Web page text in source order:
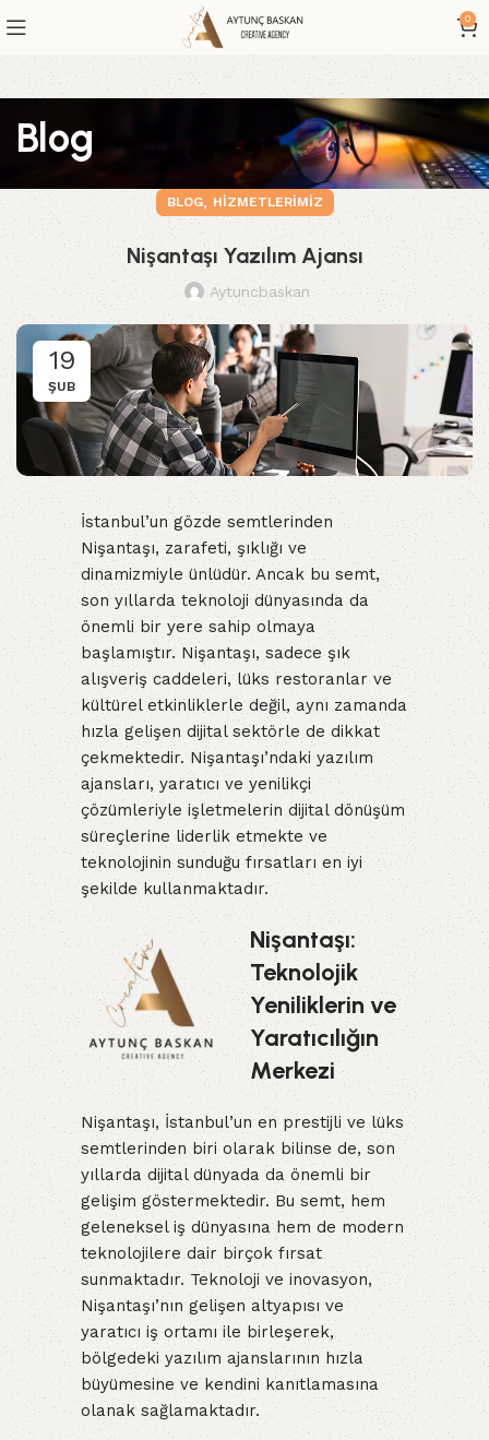
0
Blog
BLOG, HIZMETLERIMIZ
Nişantaşı Yazılım Ajansı
Aytuncbaskan
19
ŞUB
İstanbul’un gözde semtlerinden
Nişantaşı, zarafeti, şıklığı ve
dinamizmiyle ünlüdür. Ancak bu semt,
son yıllarda teknoloji dünyasında da
önemli bir yere sahip olmaya
başlamıştır. Nişantaşı, sadece şık
alışveriş caddeleri, lüks restoranlar ve
kültürel etkinliklerle değil, aynı zamanda
hızla gelişen dijital sektörle de dikkat
çekmektedir. Nişantaşı’ndaki yazılım
ajansları, yaratıcı ve yenilikçi
çözümleriyle işletmelerin dijital dönüşüm
süreçlerine liderlik etmekte ve
teknolojinin sunduğu fırsatları en iyi
şekilde kullanmaktadır.
Nişantaşı:
Teknolojik
Yeniliklerin ve
Yaratıcılığın
Merkezi
Nişantaşı, İstanbul’un en prestijli ve lüks
semtlerinden biri olarak bilinse de, son
yıllarda dijital dünyada da önemli bir
gelişim göstermektedir. Bu semt, hem
geleneksel iş dünyasına hem de modern
teknolojilere dair birçok fırsat
sunmaktadır. Teknoloji ve inovasyon,
Nişantaşı’nın gelişen altyapısı ve
yaratıcı iş ortamı ile birleşerek,
bölgedeki yazılım ajanslarının hızla
büyümesine ve kendini kanıtlamasına
olanak sağlamaktadır.